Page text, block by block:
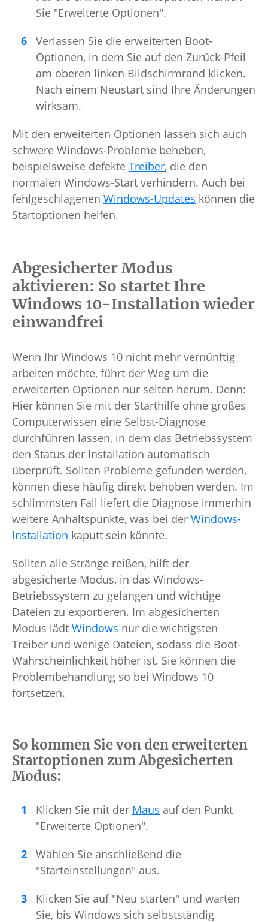
Sie "Erweiterte Optionen".
Verlassen Sie die erweiterten Boot-
Optionen, in dem Sie auf den Zurück-Pfeil
am oberen linken Bildschirmrand klicken.
Nach einem Neustart sind Ihre Änderungen
wirksam.
Mit den erweiterten Optionen lassen sich auch
schwere Windows-Probleme beheben,
beispielsweise defekte Treiber, die den
normalen Windows-Start verhindern. Auch bei
fehlgeschlagenen Windows-Updates können die
Startoptionen helfen.
Abgesicherter Modus
aktivieren: So startet Ihre
Windows 10-Installation wieder
einwandfrei
Wenn Ihr Windows 10 nicht mehr vernünftig
arbeiten möchte, führt der Weg um die
erweiterten Optionen nur selten herum. Denn:
Hier können Sie mit der Starthilfe ohne großes
Computerwissen eine Selbst-Diagnose
durchführen lassen, in dem das Betriebssystem
den Status der Installation automatisch
überprüft. Sollten Probleme gefunden werden,
können diese häufig direkt behoben werden. Im
schlimmsten Fall liefert die Diagnose immerhin
weitere Anhaltspunkte, was bei der Windows-
Installation kaputt sein könnte.
Sollten alle Stränge reißen, hilft der
abgesicherte Modus, in das Windows-
Betriebssystem zu gelangen und wichtige
Dateien zu exportieren. Im abgesicherten
Modus lädt Windows nur die wichtigsten
Treiber und wenige Dateien, sodass die Boot-
Wahrscheinlichkeit höher ist. Sie können die
Problembehandlung so bei Windows 10
fortsetzen.
So kommen Sie von den erweiterten
Startoptionen zum Abgesicherten
Modus:
Klicken Sie mit der Maus auf den Punkt
"Erweiterte Optionen".
Wählen Sie anschließend die
"Starteinstellungen" aus.
Klicken Sie auf "Neu starten" und warten
Sie, bis Windows sich selbstständig